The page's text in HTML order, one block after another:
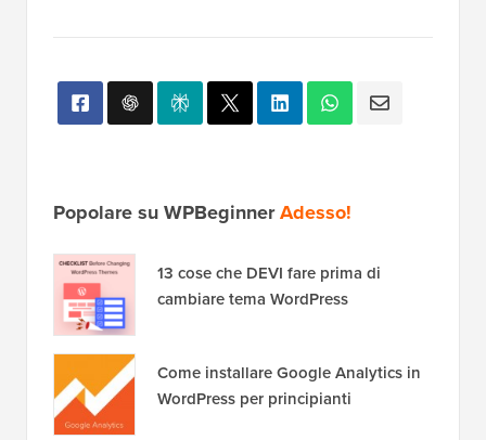
Popolare su WPBeginnerAdesso!
13 cose che DEVI fare prima di
cambiare tema WordPress
Come installare Google Analytics in
WordPress per principianti